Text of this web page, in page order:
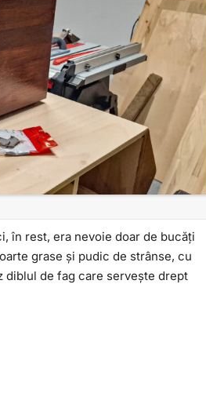
în rest, era nevoie doar de bucăți
grase și pudic de strânse, cu
diblul de fag care servește drept